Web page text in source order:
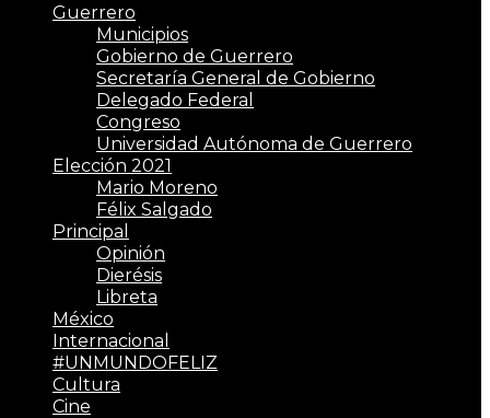
Guerrero
Municipios
Gobierno de Guerrero
Secretaría General de Gobierno
Delegado Federal
Congreso
Universidad Autónoma de Guerrero
Elección 2021
Mario Moreno
Félix Salgado
Principal
Opinión
Dierésis
Libreta
México
Internacional
#UNMUNDOFELIZ
Cultura
Cine